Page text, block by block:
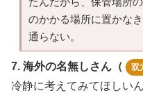
のかかる場所に置かな
通らない。
7. 海外の名無しさん（ 双
冷静に考えてみてほしい